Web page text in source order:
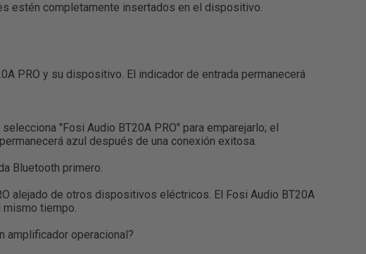
estén completamente insertados en el dispositivo.
PRO y su dispositivo. El indicador de entrada permanecerá
"Fosi Audio BT20A PRO" para emparejarlo; el
azul después de una conexión exitosa.
Bluetooth primero.
alejado de otros dispositivos eléctricos. El Fosi Audio BT20A
mismo tiempo.
amplificador operacional?